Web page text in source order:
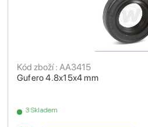
Gufero 4.8x15x4 mm
Kód zboží : AA3415
3 Skladem